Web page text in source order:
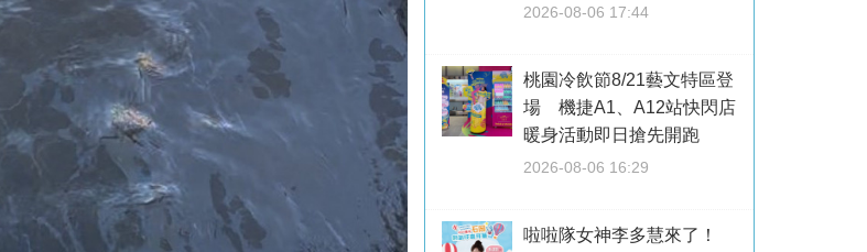
2026-08-06 17:44
桃園冷飲節8/21藝文特區登
場 機捷A1、A12站快閃店
暖身活動即日搶先開跑
2026-08-06 16:29
啦啦隊女神李多慧來了！